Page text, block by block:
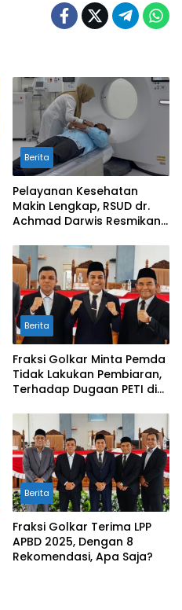
Berita
Pelayanan Kesehatan
Makin Lengkap, RSUD dr.
Achmad Darwis Resmikan
Berita
Fraksi Golkar Minta Pemda
Tidak Lakukan Pembiaran,
Terhadap Dugaan PETI di
Berita
Fraksi Golkar Terima LPP
APBD 2025, Dengan 8
Rekomendasi, Apa Saja?